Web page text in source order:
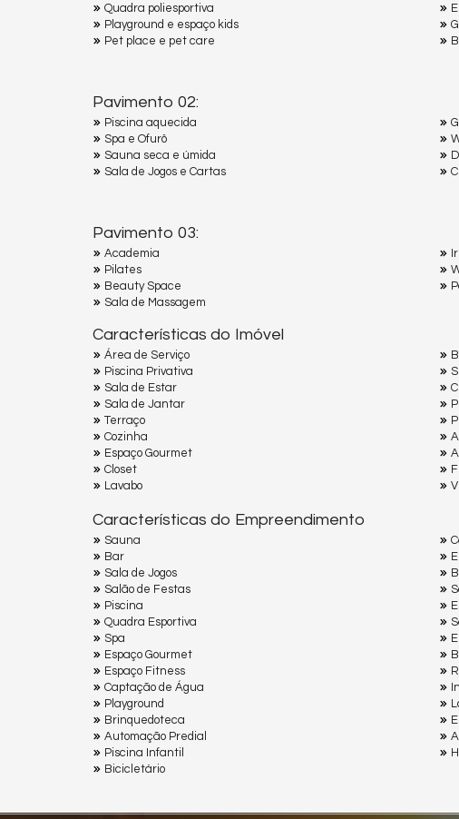
Quadra poliesportiva
Playground e espaço kids
Pet place e pet care
Pavimento 02:
Piscina aquecida
Spa e Ofurô
Sauna seca e úmida
Sala de Jogos e Cartas
Pavimento 03:
Academia
Pilates
Beauty Space
Sala de Massagem
Características do Imóvel
Área de Serviço
Piscina Privativa
Sala de Estar
Sala de Jantar
Terraço
Cozinha
Espaço Gourmet
Closet
Lavabo
Características do Empreendimento
Sauna
Bar
Sala de Jogos
Salão de Festas
Piscina
Quadra Esportiva
Spa
Espaço Gourmet
Espaço Fitness
Captação de Água
Playground
Brinquedoteca
Automação Predial
Piscina Infantil
Bicicletário